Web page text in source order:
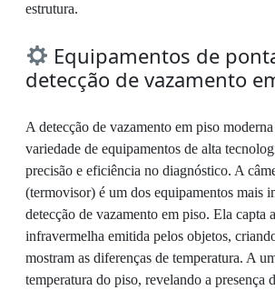
estrutura.
Equipamentos de
detecção de vazamento
A detecção de vazamento em piso
variedade de equipamentos de alta
precisão e eficiência no diagnóstico. A
(termovisor) é um dos equipamentos mais
detecção de vazamento em piso. Ela capta
infravermelha emitida pelos objetos,
mostram as diferenças de temperatura. A
temperatura do piso, revelando a presença